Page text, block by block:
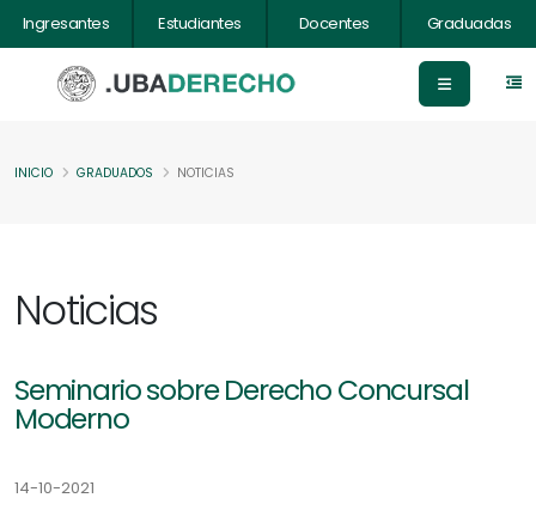
Ingresantes Estudiantes Docentes Graduadas
INICIO GRADUADOS NOTICIAS
Noticias
Seminario sobre Derecho Concursal
Moderno
14-10-2021